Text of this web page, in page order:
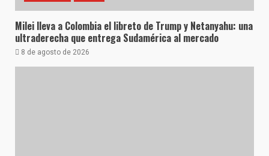
Milei lleva a Colombia el libreto de Trump y Netanyahu: una
ultraderecha que entrega Sudamérica al mercado
8 de agosto de 2026